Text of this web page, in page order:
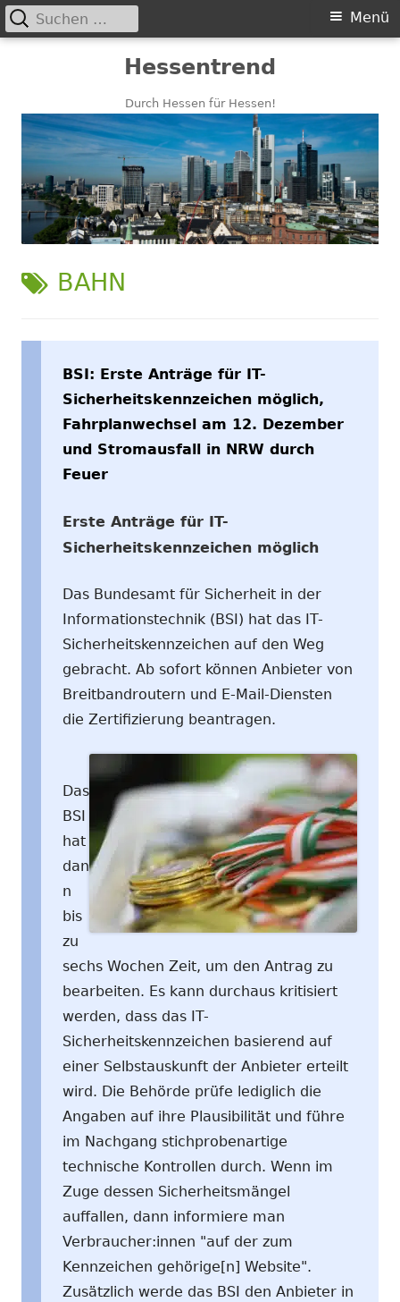
Hessentrend
Durch Hessen für Hessen!
Primäres
Menü
Suchen
nach:
SCHLAGWORT:
BAHN
BSI: Erste Anträge für IT-
Sicherheitskennzeichen möglich,
Fahrplanwechsel am 12. Dezember
und Stromausfall in NRW durch
Feuer
Erste Anträge für IT-
Sicherheitskennzeichen möglich
Das Bundesamt für Sicherheit in der
Informationstechnik (BSI) hat das IT-
Sicherheitskennzeichen auf den Weg
gebracht. Ab sofort können Anbieter von
Breitbandroutern und E-Mail-Diensten
die Zertifizierung beantragen.
Das
BSI
hat
dan
n
bis
zu
sechs Wochen Zeit, um den Antrag zu
bearbeiten. Es kann durchaus kritisiert
werden, dass das IT-
Sicherheitskennzeichen basierend auf
einer Selbstauskunft der Anbieter erteilt
wird. Die Behörde prüfe lediglich die
Angaben auf ihre Plausibilität und führe
im Nachgang stichprobenartige
technische Kontrollen durch. Wenn im
Zuge dessen Sicherheitsmängel
auffallen, dann informiere man
Verbraucher:innen "auf der zum
Kennzeichen gehörige[n] Website".
Zusätzlich werde das BSI den Anbieter in